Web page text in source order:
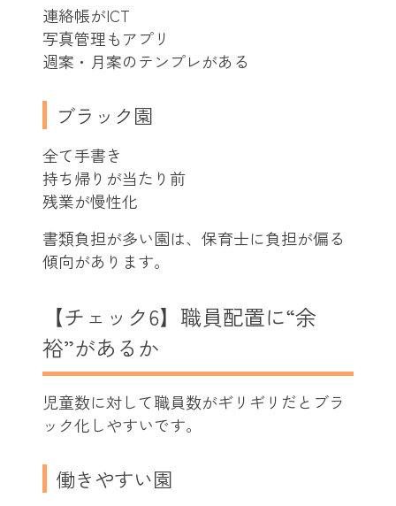
連絡帳がICT
写真管理もアプリ
週案・月案のテンプレがある
ブラック園
全て手書き
持ち帰りが当たり前
残業が慢性化
書類負担が多い園は、保育士に負担が偏る
傾向があります。
【チェック6】職員配置に“余
裕”があるか
児童数に対して職員数がギリギリだとブラ
ック化しやすいです。
働きやすい園